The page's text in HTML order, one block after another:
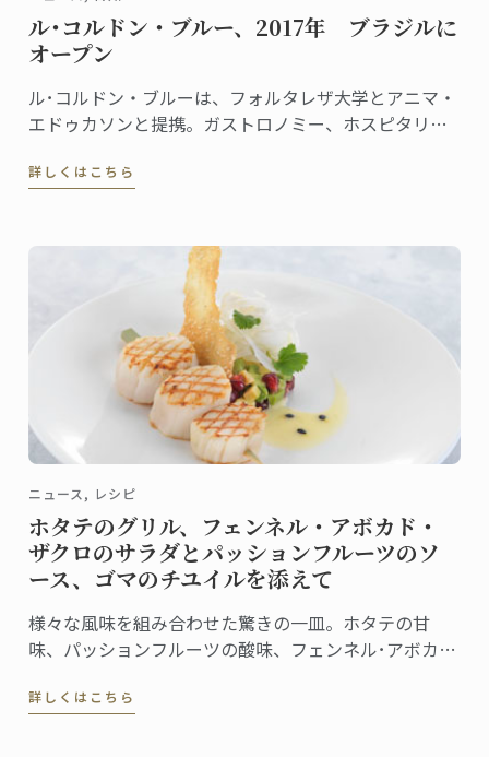
ル･コルドン・ブルー、2017年 ブラジルに
オープン
ル･コルドン・ブルーは、フォルタレザ大学とアニマ・
エドゥカソンと提携。ガストロノミー、ホスピタリテ
グラムを立ち上げます。
詳しくはこちら
ニュース, レシピ
ホタテのグリル、フェンネル・アボカド・
ザクロのサラダとパッションフルーツのソ
ース、ゴマのチユイルを添えて
様々な風味を組み合わせた驚きの一皿。ホタテの甘
味、パッションフルーツの酸味、フェンネル･アボカ
ルがカリッとした食感を添えます。
詳しくはこちら